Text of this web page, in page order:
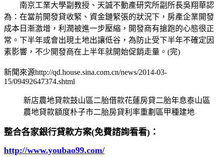
南京工業大學副教授、天誠不動產研究所副所長吳翔華認
為：在當前開發貸收緊、資金鏈緊張的狀況下，房產企業開發
成本日漸激增，利潤被進一步壓縮，開發商有搶跑的心態很正
常。下半年或會出現土地出讓低谷，為防止受下半年不確定因
素影響，不少開發商在上半年就開始促銷走量。(完)
新聞來源http://qd.house.sina.com.cn/news/2014-03-
15/09492647374.shtml
新店農地貸款鼓山區二胎借款花蓮房貸二胎年息泰山區
農地貸款額度朴子市二胎房貸利率重劃區甲種建地
整合各家銀行貸款方案(免費諮詢看看)：
http://www.youbao99.com/